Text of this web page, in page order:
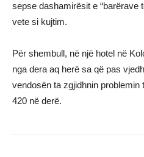
sepse dashamirësit e “barërave
vete si kujtim.
Për shembull, në një hotel në
nga dera aq herë sa që pas
vendosën ta zgjidhnin
420 në derë.